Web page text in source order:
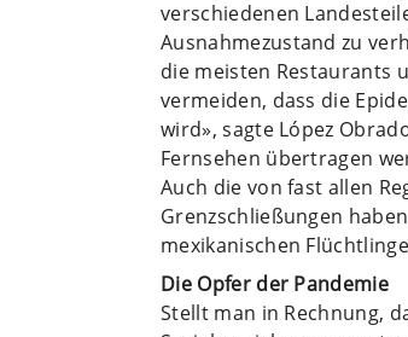
verschiedenen
Ausnahmezustand zu
die meisten Restaurants
vermeiden, dass die
wird», sagte López
Fernsehen übertragen
Auch die von fast allen
Grenzschließungen
mexikanischen
Die Opfer der Pandemie
Stellt man in Rechnung,